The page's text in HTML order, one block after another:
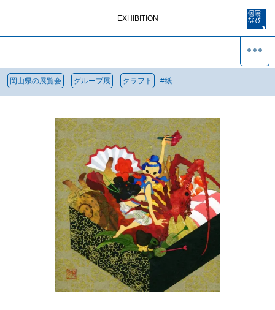
EXHIBITION
岡山県の展覧会 グループ展 クラフト #紙